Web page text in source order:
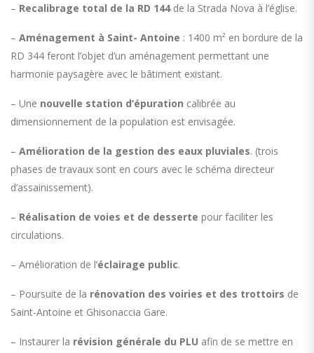
– Recalibrage total de la RD 144de la Strada Nova à l’église.
– Aménagement à Saint- Antoine : 1400 m² en bordure de la
RD 344 feront l’objet d’un aménagement permettant une
harmonie paysagère avec le bâtiment existant.
– Une nouvelle station d’épuration calibrée au
dimensionnement de la population est envisagée.
– Amélioration de la gestion des eaux pluviales. (trois
phases de travaux sont en cours avec le schéma directeur
d’assainissement).
– Réalisation de voies et de desserte pour faciliter les
circulations.
– Amélioration de l’éclairage public.
– Poursuite de la rénovation des voiries et des trottoirs de
Saint-Antoine et Ghisonaccia Gare.
– Instaurer la révision générale du PLU afin de se mettre en